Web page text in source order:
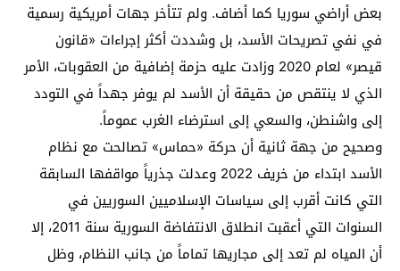
بعض أراضي سوريا كما أضاف. ولم تتأخر جهات أمريكية رسمية
في نفي تصريحات الأسد، بل وشددت أكثر إجراءات «قانون
قيصر» لعام 2020 وزادت عليه حزمة إضافية من العقوبات، الأمر
الذي لا ينتقص من حقيقة أن الأسد لم يوفر جهداً في التودد
إلى واشنطن، والسعي إلى استرضاء الغرب عموماً.
وصحيح من جهة ثانية أن حركة «حماس» تصالحت مع نظام
الأسد ابتداء من خريف 2022 وعدلت جذرياً مواقفها السابقة
التي كانت أقرب إلى سياسات الإسلاميين السوريين في
السنوات التي أعقبت انطلاق الانتفاضة السورية سنة 2011، إلا
أن المياه لم تعد إلى مجاريها تماماً من جانب النظام، وظل